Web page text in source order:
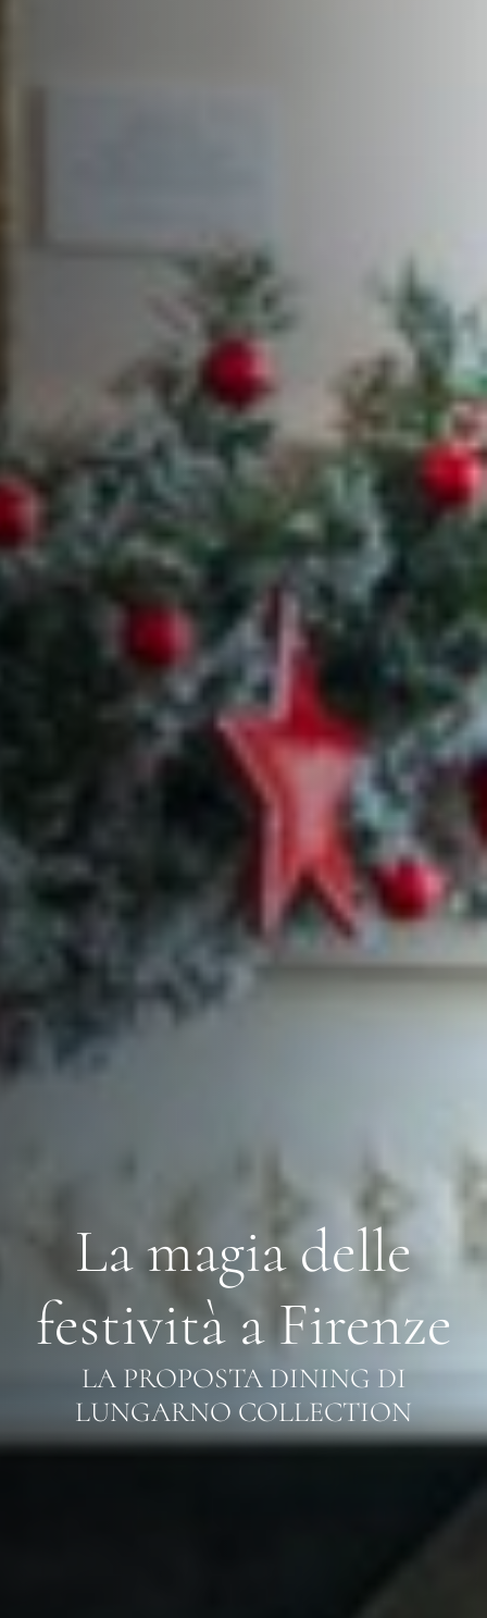
La magia delle
festività a Firenze
LA PROPOSTA DINING DI
LUNGARNO COLLECTION